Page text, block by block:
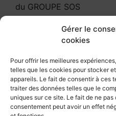
Gérer le
cookies
Pour offrir les meilleures
telles que les cookies pour stocker
appareils. Le fait de consentir à ces
traiter des données telles que le
uniques sur ce site. Le fait de ne
consentement peut avoir un effet
du GROUPE SOS
97600 MAMOUDZOU
Tél : 02 69 61 64 00
secretariat@mlezi-
Suivez-nous